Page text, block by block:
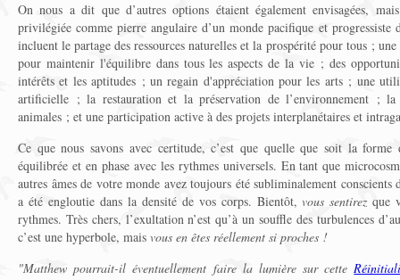
On nous a dit que d’autres options étaient également envisagées,
privilégiée comme pierre angulaire d’un monde pacifique et progressiste
incluent le partage des ressources naturelles et la prospérité pour tous ;
pour maintenir l'équilibre dans tous les aspects de la vie ; des
intérêts et les aptitudes ; un regain d'appréciation pour les arts ; une
artificielle ; la restauration et la préservation de l’environnement ; la
animales ; et une participation active à des projets interplanétaires et
Ce que nous savons avec certitude, c’est que quelle que soit la forme
équilibrée et en phase avec les rythmes universels. En tant que
autres âmes de votre monde avez toujours été subliminalement conscients
a été engloutie dans la densité de vos corps. Bientôt,vous sentirez que
rythmes. Très chers, l’exultation n’est qu’à un souffle des turbulences
c’est une hyperbole, mais vous en êtes réellement si proches !
"Matthew pourrait-il éventuellement faire la lumière sur cette